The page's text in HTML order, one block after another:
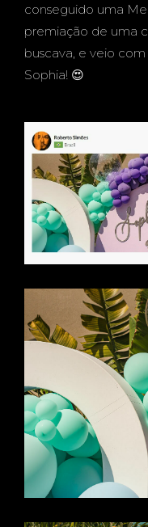
conseguido uma
premiação de uma
buscava, e veio
Sophia! 😍